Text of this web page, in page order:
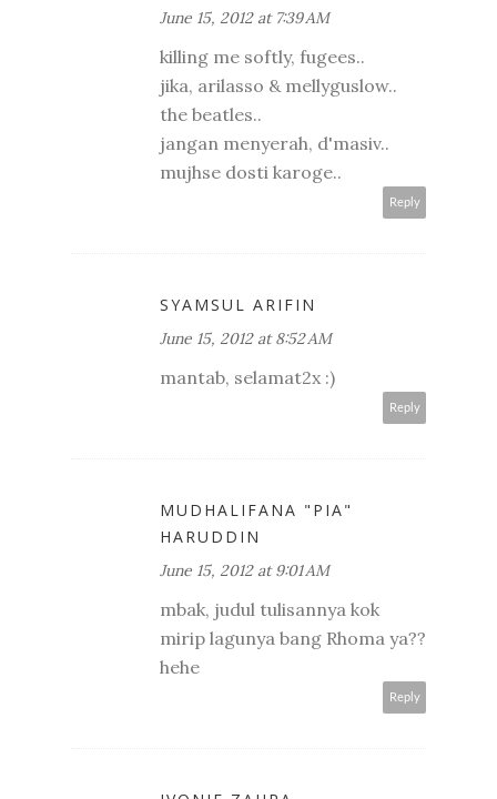
June 15, 2012 at 7:39 AM
killing me softly, fugees..
jika, arilasso & mellyguslow..
the beatles..
jangan menyerah, d'masiv..
mujhse dosti karoge..
Reply
SYAMSUL ARIFIN
June 15, 2012 at 8:52 AM
mantab, selamat2x :)
Reply
MUDHALIFANA "PIA"
HARUDDIN
June 15, 2012 at 9:01 AM
mbak, judul tulisannya kok
mirip lagunya bang Rhoma ya??
hehe
Reply